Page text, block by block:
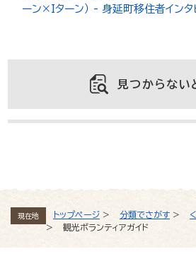
現在地 トップページ > 分類でさがす >
>
観光ボランティアガイド
ーン×Iターン） - 身延町移住者インタ
見つからない